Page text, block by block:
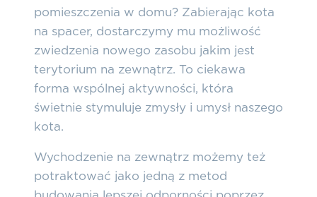
pomieszczenia w domu? Zabierając kota
na spacer, dostarczymy mu możliwość
zwiedzenia nowego zasobu jakim jest
terytorium na zewnątrz. To ciekawa
forma wspólnej aktywności, która
świetnie stymuluje zmysły i umysł naszego
kota.
Wychodzenie na zewnątrz możemy też
potraktować jako jedną z metod